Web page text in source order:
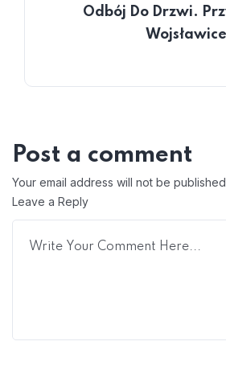
Odbój Do Drzwi.
Wojsławice
Post a comment
Your email address will not be
Leave a Reply